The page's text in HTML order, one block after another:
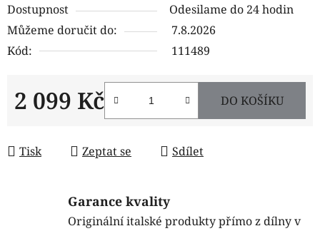
Dostupnost
Odesilame do 24 hodin
Můžeme doručit do:
7.8.2026
Kód:
111489
2 099 Kč DO KOŠÍKU
Tisk Zeptat se Sdílet
Garance kvality
Originální italské produkty přímo z dílny v